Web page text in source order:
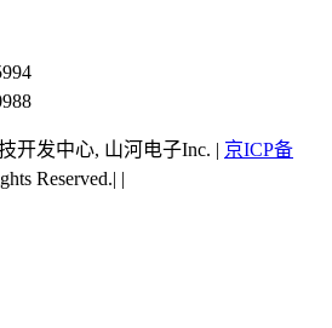
开发中心, 山河电子Inc. | 京ICP备
Reserved.| |